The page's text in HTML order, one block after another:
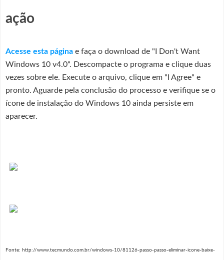
ação
Acesse esta página e faça o download de "I Don't Want
Windows 10 v4.0". Descompacte o programa e clique duas
vezes sobre ele. Execute o arquivo, clique em "I Agree" e
pronto. Aguarde pela conclusão do processo e verifique se o
ícone de instalação do Windows 10 ainda persiste em
aparecer.
Fonte: http://www.tecmundo.com.br/windows-10/81126-passo-passo-eliminar-icone-baixe-